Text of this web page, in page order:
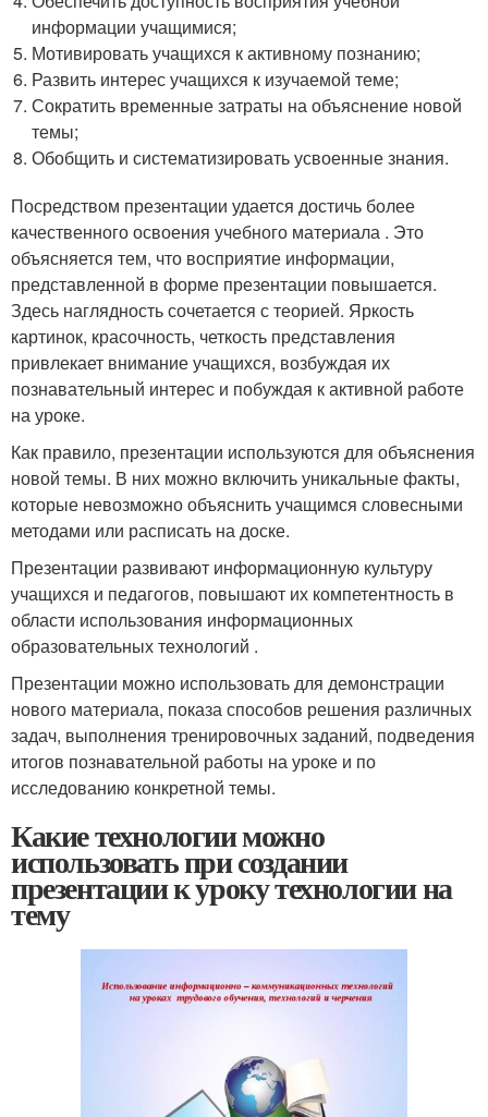
информации учащимися;
Мотивировать учащихся к активному познанию;
Развить интерес учащихся к изучаемой теме;
Сократить временные затраты на объяснение новой
темы;
Обобщить и систематизировать усвоенные знания.
Посредством презентации удается достичь более
качественного освоения учебного материала . Это
объясняется тем, что восприятие информации,
представленной в форме презентации повышается.
Здесь наглядность сочетается с теорией. Яркость
картинок, красочность, четкость представления
привлекает внимание учащихся, возбуждая их
познавательный интерес и побуждая к активной работе
на уроке.
Как правило, презентации используются для объяснения
новой темы. В них можно включить уникальные факты,
которые невозможно объяснить учащимся словесными
методами или расписать на доске.
Презентации развивают информационную культуру
учащихся и педагогов, повышают их компетентность в
области использования информационных
образовательных технологий .
Презентации можно использовать для демонстрации
нового материала, показа способов решения различных
задач, выполнения тренировочных заданий, подведения
итогов познавательной работы на уроке и по
исследованию конкретной темы.
Какие технологии можно
использовать при создании
презентации к уроку технологии на
тему